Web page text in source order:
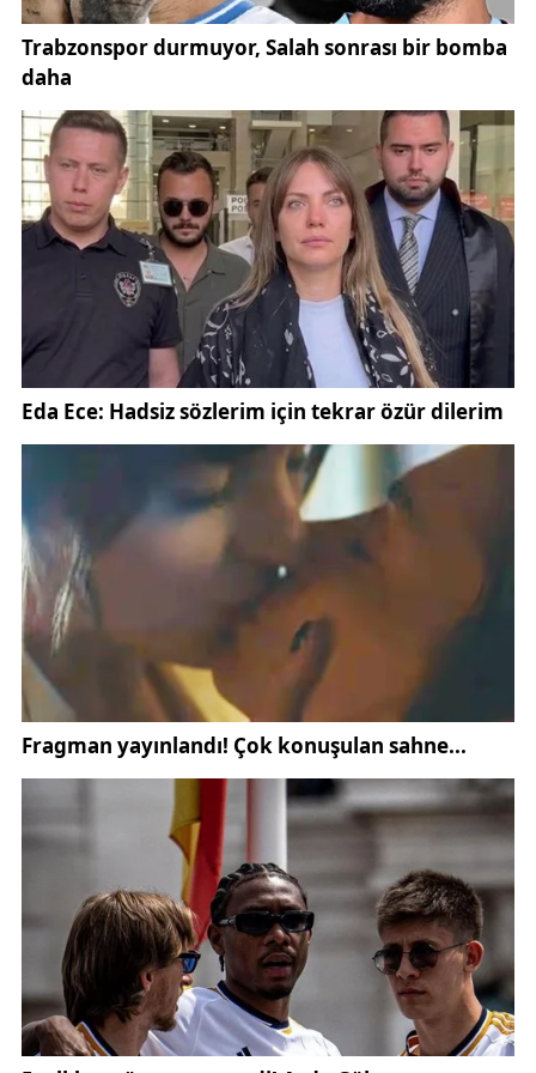
Olay yerinde yapılan incelemelerin ardından
Abdullah Çalışkan’ın cenazesi,
İstanbul Adli Tıp Kurumu Morgu’nakaldırıldı.
Yetkililer, olayla ilgili geniş çaplı soruşturma
başlatıldığını bildirdi.
Uzmanlar, özellikle gençler arasında artan psikolojik
sorunlara dikkat çekiyor. Bu tür trajik olayların
önlenebilmesi için toplumda psikolojik destek
hizmetlerinin yaygınlaştırılması gerektiğini
vurguluyor.
Maltepe’de yaşanan bu acı olay, psikolojik destek ve
farkındalık çalışmalarının önemini bir kez daha
gündeme getirdi. Abdullah Çalışkan’ın intiharı,
gençler arasında ruh sağlığı konusuna daha fazla
eğilme gerekliliğini ortaya koydu.
Kaynak: SonDakika